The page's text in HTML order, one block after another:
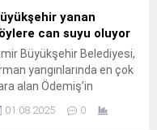
yanan
can suyu oluyor
Büyükşehir Belediyesi,
yangınlarında en çok
alan Ödemiş’in
başladı.
01.08.2025 0